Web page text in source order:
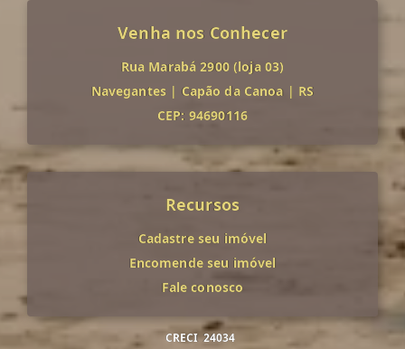
Venha nos Conhecer
Rua Marabá 2900 (loja 03)
Navegantes | Capão da Canoa | RS
CEP: 94690116
Recursos
Cadastre seu imóvel
Encomende seu imóvel
Fale conosco
CRECI 24034